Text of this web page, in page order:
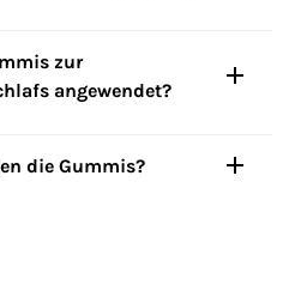
zur
angewendet?
die Gummis?